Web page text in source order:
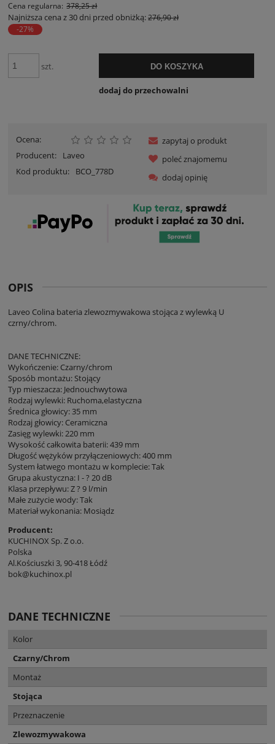
Cena regularna: 378,25 zł
Najniższa cena z 30 dni przed obniżką:276,90 zł
-27%
szt. DO KOSZYKA
dodaj do przechowalni
Ocena:
Producent:
Laveo
Kod produktu:
BCO_778D
zapytaj o produkt
poleć znajomemu
dodaj opinię
OPIS
Laveo Colina bateria zlewozmywakowa stojąca z wylewką U
czrny/chrom.
DANE TECHNICZNE:
Wykończenie: Czarny/chrom
Sposób montażu: Stojący
Typ mieszacza: Jednouchwytowa
Rodzaj wylewki: Ruchoma,elastyczna
Średnica głowicy: 35 mm
Rodzaj głowicy: Ceramiczna
Zasięg wylewki: 220 mm
Wysokość całkowita baterii: 439 mm
Długość wężyków przyłączeniowych: 400 mm
System łatwego montażu w komplecie: Tak
Grupa akustyczna: I - ? 20 dB
Klasa przepływu: Z ? 9 l/min
Małe zużycie wody: Tak
Materiał wykonania: Mosiądz
Producent:
KUCHINOX Sp. Z o.o.
Polska
Al.Kościuszki 3, 90-418 Łódź
bok@kuchinox.pl
DANE TECHNICZNE
Kolor
Czarny/Chrom
Montaż
Stojąca
Przeznaczenie
Zlewozmywakowa